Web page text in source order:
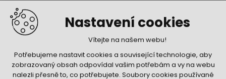
Nastavení cookies
Vítejte na našem webu!
Potřebujeme nastavit cookies a související technologie, aby
zobrazovaný obsah odpovídal vašim potřebám a vy na webu
nalezli přesně to, co potřebujete. Soubory cookies používané